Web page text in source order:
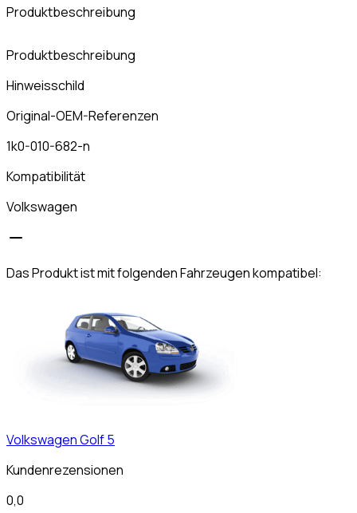
Produktbeschreibung
Produktbeschreibung
Hinweisschild
Original-OEM-Referenzen
1k0-010-682-n
Kompatibilität
Volkswagen
Das Produkt ist mit folgenden Fahrzeugen kompatibel:
VolkswagenGolf 5
Kundenrezensionen
0,0